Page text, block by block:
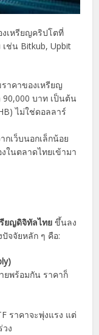
เหรียญคริปโตที่
ช่น Bitkub, Upbit
าคาของเหรียญ
90,000 บาท เป็นต้น
ไม่ใช่ดอลลาร์
เว็บนอกเล็กน้อย
ในตลาดไทยเข้ามา
ยญดิจิทัลไทย ขึ้นลง
จจัยหลัก ๆ คือ:
ยพร้อมกัน ราคาก็
ราคาจะพุ่งแรง แต่
ง